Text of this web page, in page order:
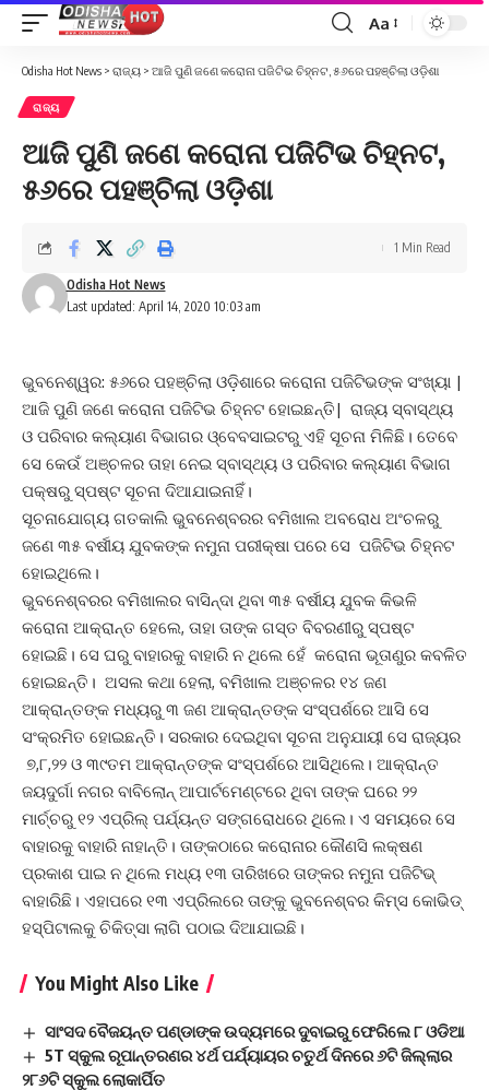
Font
Resizer
Aa
Odisha Hot News > ରାଜ୍ୟ > ଆଜି ପୁଣି ଜଣେ କରୋନା ପଜିଟିଭ ଚିହ୍ନଟ, ୫୬ରେ ପହଞ୍ଚିଲା ଓଡ଼ିଶା
ରାଜ୍ୟ
ଆଜି ପୁଣି ଜଣେ କରୋନା ପଜିଟିଭ ଚିହ୍ନଟ,
୫୬ରେ ପହଞ୍ଚିଲା ଓଡ଼ିଶା
Last updated: April 14, 2020 10:03 am
Odisha Hot News
1 Min Read
ଭୁବନେଶ୍ୱର: ୫୬ରେ ପହଞ୍ଚିଲା ଓଡ଼ିଶାରେ କରୋନା ପଜିଟିଭଙ୍କ ସଂଖ୍ୟା |
ଆଜି ପୁଣି ଜଣେ କରୋନା ପଜିଟିଭ ଚିହ୍ନଟ ହୋଇଛନ୍ତି| ରାଜ୍ୟ ସ୍ବାସ୍ଥ୍ୟ
ଓ ପରିବାର କଲ୍ୟାଣ ବିଭାଗର ଓ୍ବେବସାଇଟରୁ ଏହି ସୂଚନା ମିଳିଛି। ତେବେ
ସେ କେଉଁ ଅଞ୍ଚଳର ତାହା ନେଇ ସ୍ବାସ୍ଥ୍ୟ ଓ ପରିବାର କଲ୍ୟାଣ ବିଭାଗ
ପକ୍ଷରୁ ସ୍ପଷ୍ଟ ସୂଚନା ଦିଆଯାଇନାହିଁ।
ସୂଚନାଯୋଗ୍ୟ ଗତକାଲି ଭୁବନେଶ୍ବରର ବମିଖାଲ ଅବରୋଧ ଅଂଚଳରୁ
ଜଣେ ୩୫ ବର୍ଷୀୟ ଯୁବକଙ୍କ ନମୁନା ପରୀକ୍ଷା ପରେ ସେ ପଜିଟିଭ ଚିହ୍ନଟ
ହୋଇଥିଲେ।
ଭୁବନେଶ୍ବରର ବମିଖାଲର ବାସିନ୍ଦା ଥିବା ୩୫ ବର୍ଷୀୟ ଯୁବକ କିଭଳି
କରୋନା ଆକ୍ରାନ୍ତ ହେଲେ, ତାହା ତାଙ୍କ ଗସ୍ତ ବିବରଣୀରୁ ସ୍ପଷ୍ଟ
ହୋଇଛି। ସେ ଘରୁ ବାହାରକୁ ବାହାରି ନ ଥିଲେ ହେଁ କରୋନା ଭୂତାଣୁର କବଳିତ
ହୋଇଛନ୍ତି। ଅସଲ କଥା ହେଲା, ବମିଖାଲ ଅଞ୍ଚଳର ୧୪ ଜଣ
ଆକ୍ରାନ୍ତଙ୍କ ମଧ୍ୟରୁ ୩ ଜଣ ଆକ୍ରାନ୍ତଙ୍କ ସଂସ୍ପର୍ଶରେ ଆସି ସେ
ସଂକ୍ରମିତ ହୋଇଛନ୍ତି। ସରକାର ଦେଇଥିବା‌ ସୂଚନା ଅନୁଯାୟୀ ସେ ରାଜ୍ୟର
୭,୮,୨୨ ଓ ୩୯ତମ ଆକ୍ରାନ୍ତଙ୍କ ସଂସ୍ପର୍ଶରେ ଆସିଥିଲେ। ଆକ୍ରାନ୍ତ
ଜୟଦୁର୍ଗା ନଗର ବାବିଲୋନ୍ ଆପାର୍ଟମେଣ୍ଟରେ ଥିବା ତାଙ୍କ ଘରେ ୨୨
ମାର୍ଚ୍ଚରୁ ୧୨ ଏପ୍ରିଲ୍ ପର୍ଯ୍ୟନ୍ତ ସଙ୍ଗରୋଧରେ ଥିଲେ। ଏ ସମୟରେ ସେ
ବାହାରକୁ ବାହାରି ନାହାନ୍ତି। ତାଙ୍କଠାରେ କରୋନାର କୌଣସି ଲକ୍ଷଣ
ପ୍ରକାଶ ପାଇ ନ ଥିଲେ ମଧ୍ୟ ୧୩ ତାରିଖରେ ତାଙ୍କର ନମୁନା ପଜିଟିଭ୍
ବା‌ହାରିଛି। ଏହାପରେ ୧୩ ଏପ୍ରିଲରେ ତାଙ୍କୁ ଭୁବନେଶ୍ବର କିମ୍ସ କୋଭିଡ୍
ହସ୍ପିଟାଲକୁ ଚିକିତ୍ସା ଲାଗି ପଠାଇ ଦିଆଯାଇଛି।
You Might Also Like
ସାଂସଦ ବୈଜୟନ୍ତ ପଣ୍ଡାଙ୍କ ଉଦ୍ୟମରେ ଦୁବାଇରୁ ଫେରିଲେ ୮ ଓଡିଆ
5T ସ୍କୁଲ ରୂପାନ୍ତରଣର ୪ର୍ଥ ପର୍ଯ୍ୟାୟର ଚତୁର୍ଥ ଦିନରେ ୬ଟି ଜିଲ୍ଲାର
୨୮୬ଟି ସ୍କୁଲ ଲୋକାର୍ପିତ